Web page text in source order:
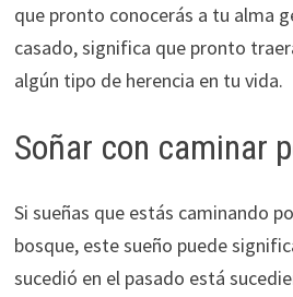
que pronto conocerás a tu alma
casado, significa que pronto
algún tipo de herencia en tu vida.
Soñar con caminar
Si sueñas que estás caminando
bosque, este sueño puede
sucedió en el pasado está